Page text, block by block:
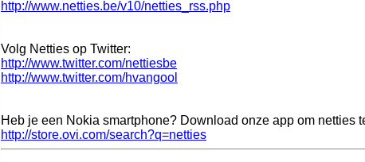
http://www.netties.be/v10/netties_rss.php
Volg Netties op Twitter:
http://www.twitter.com/nettiesbe
http://www.twitter.com/hvangool
Heb je een Nokia smartphone? Download onze app om netties
http://store.ovi.com/search?q=netties